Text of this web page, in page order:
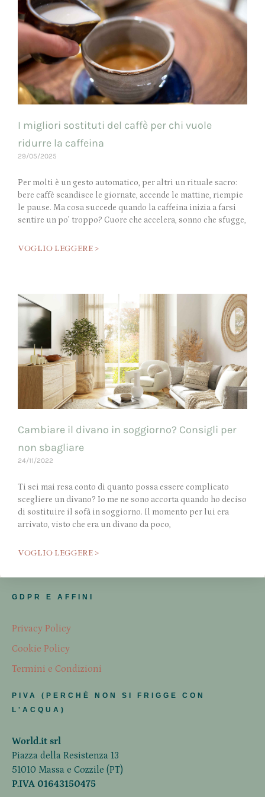
I migliori sostituti del caffè per chi vuole
ridurre la caffeina
29/05/2025
Per molti è un gesto automatico, per altri un rituale sacro:
bere caffè scandisce le giornate, accende le mattine, riempie
le pause. Ma cosa succede quando la caffeina inizia a farsi
sentire un po’ troppo? Cuore che accelera, sonno che sfugge,
VOGLIO LEGGERE >
Cambiare il divano in soggiorno? Consigli per
non sbagliare
24/11/2022
Ti sei mai resa conto di quanto possa essere complicato
scegliere un divano? Io me ne sono accorta quando ho deciso
di sostituire il sofà in soggiorno. Il momento per lui era
arrivato, visto che era un divano da poco,
VOGLIO LEGGERE >
GDPR E AFFINI
Privacy Policy
Cookie Policy
Termini e Condizioni
PIVA (PERCHÈ NON SI FRIGGE CON
L'ACQUA)
World.it srl
Piazza della Resistenza 13
51010 Massa e Cozzile (PT)
P.IVA 01643150475